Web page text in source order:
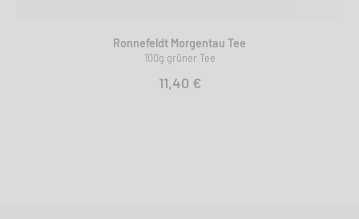
Ronnefeldt Morgentau Tee
100g grüner Tee
11,40 €